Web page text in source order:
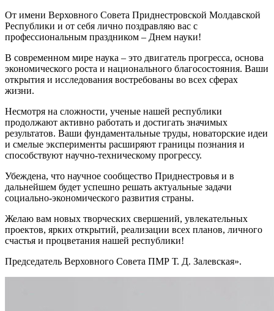
От имени Верховного Совета Приднестровской Молдавской
Республики и от себя лично поздравляю вас с
профессиональным праздником – Днем науки!
В современном мире наука – это двигатель прогресса, основа
экономического роста и национального благосостояния. Ваши
открытия и исследования востребованы во всех сферах
жизни.
Несмотря на сложности, ученые нашей республики
продолжают активно работать и достигать значимых
результатов. Ваши фундаментальные труды, новаторские идеи
и смелые эксперименты расширяют границы познания и
способствуют научно-техническому прогрессу.
Убеждена, что научное сообщество Приднестровья и в
дальнейшем будет успешно решать актуальные задачи
социально-экономического развития страны.
Желаю вам новых творческих свершений, увлекательных
проектов, ярких открытий, реализации всех планов, личного
счастья и процветания нашей республики!
Председатель Верховного Совета ПМР Т. Д. Залевская».